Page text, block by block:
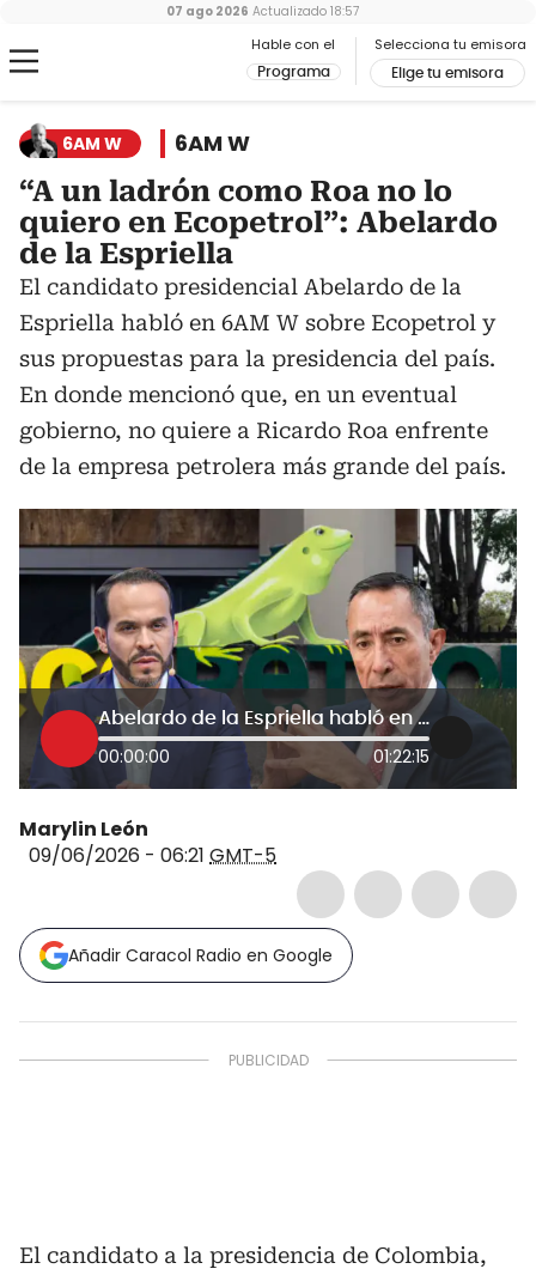
Hable con el
Programa
Selecciona tu emisora
Elige tu emisora
07 ago 2026 Actualizado 18:57
6AM W 6AM W
“A un ladrón como Roa no lo
quiero en Ecopetrol”: Abelardo
de la Espriella
El candidato presidencial Abelardo de la
Espriella habló en 6AM W sobre Ecopetrol y
sus propuestas para la presidencia del país.
En donde mencionó que, en un eventual
gobierno, no quiere a Ricardo Roa enfrente
de la empresa petrolera más grande del país.
Abelardo de la Espriella habló en 6AM W
00:00:00 01:22:15
Marylin León
09/06/2026 - 06:21 GMT-5
Añadir Caracol Radio en Google
El candidato a la presidencia de Colombia,